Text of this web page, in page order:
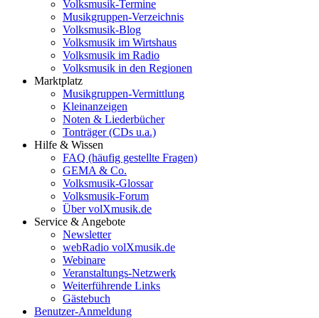
Volksmusik-Termine
Musikgruppen-Verzeichnis
Volksmusik-Blog
Volksmusik im Wirtshaus
Volksmusik im Radio
Volksmusik in den Regionen
Marktplatz
Musikgruppen-Vermittlung
Kleinanzeigen
Noten & Liederbücher
Tonträger (CDs u.a.)
Hilfe & Wissen
FAQ (häufig gestellte Fragen)
GEMA & Co.
Volksmusik-Glossar
Volksmusik-Forum
Über volXmusik.de
Service & Angebote
Newsletter
webRadio volXmusik.de
Webinare
Veranstaltungs-Netzwerk
Weiterführende Links
Gästebuch
Benutzer-Anmeldung